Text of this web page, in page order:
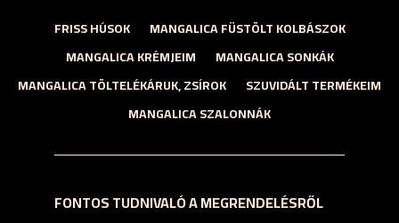
FRISS HÚSOK
MANGALICA FÜSTÖLT KOLBÁSZOK
MANGALICA KRÉMJEIM
MANGALICA SONKÁK
MANGALICA TÖLTELÉKÁRUK, ZSÍROK
SZUVIDÁLT TERMÉKEIM
MANGALICA SZALONNÁK
FONTOS TUDNIVALÓ A MEGRENDELÉSRŐL